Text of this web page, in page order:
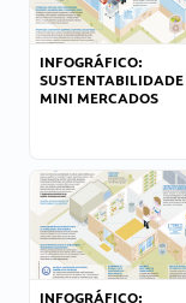
INFOGRÁFICO:
MINI MERCADOS
INFOGRÁFICO: